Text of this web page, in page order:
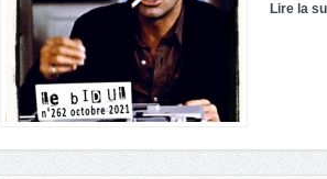
Lire la